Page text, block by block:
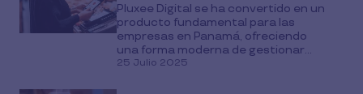
Pluxee Digital se ha convertido en un
producto fundamental para las
empresas en Panamá, ofreciendo
una forma moderna de gestionar...
25 Julio 2025